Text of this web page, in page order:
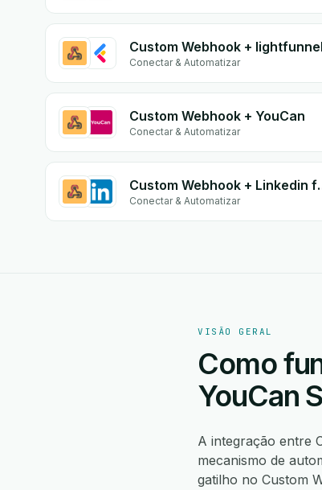
Custom Webhook +
Conectar & Automatizar
Custom Webhook + YouCan
Conectar & Automatizar
Custom
Conectar & Automatizar
VISÃO GERAL
Como
YouCan
A integração entre
mecanismo de
gatilho no Custom